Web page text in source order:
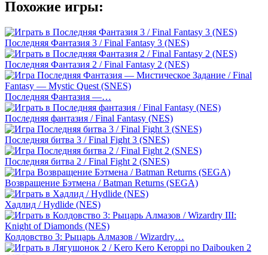
Похожие игры:
Последняя Фантазия 3 / Final Fantasy 3 (NES)
Последняя Фантазия 2 / Final Fantasy 2 (NES)
Последняя Фантазия —…
Последняя фантазия / Final Fantasy (NES)
Последняя битва 3 / Final Fight 3 (SNES)
Последняя битва 2 / Final Fight 2 (SNES)
Возвращение Бэтмена / Batman Returns (SEGA)
Хадлид / Hydlide (NES)
Колдовство 3: Рыцарь Алмазов / Wizardry…